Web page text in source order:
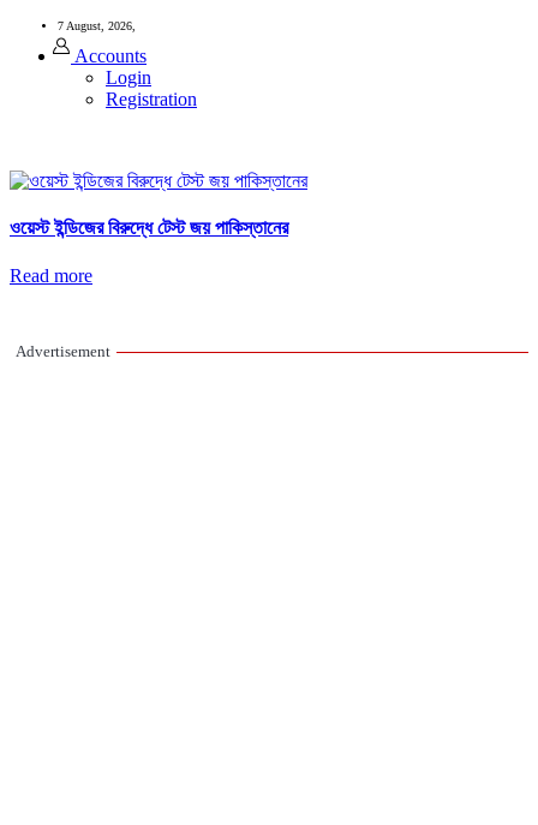
7 August, 2026,
Accounts
Login
Registration
ওয়েস্ট ইন্ডিজের বিরুদ্ধে টেস্ট জয় পাকিস্তানের
Read more
Advertisement